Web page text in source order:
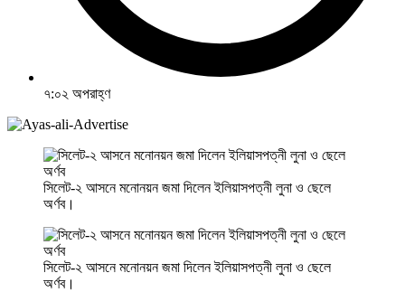
৭:০২ অপরাহ্ণ
সিলেট-২ আসনে মনোনয়ন জমা দিলেন ইলিয়াসপত্নী লুনা ও ছেলে
অর্ণব।
সিলেট-২ আসনে মনোনয়ন জমা দিলেন ইলিয়াসপত্নী লুনা ও ছেলে
অর্ণব।